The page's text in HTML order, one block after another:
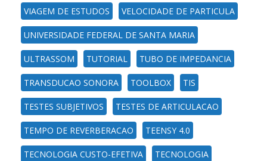
VIAGEM DE ESTUDOS VELOCIDADE DE PARTICULA
UNIVERSIDADE FEDERAL DE SANTA MARIA
ULTRASSOM TUTORIAL TUBO DE IMPEDANCIA
TRANSDUCAO SONORA TOOLBOX TIS
TESTES SUBJETIVOS TESTES DE ARTICULACAO
TEMPO DE REVERBERACAO TEENSY 4.0
TECNOLOGIA CUSTO-EFETIVA TECNOLOGIA